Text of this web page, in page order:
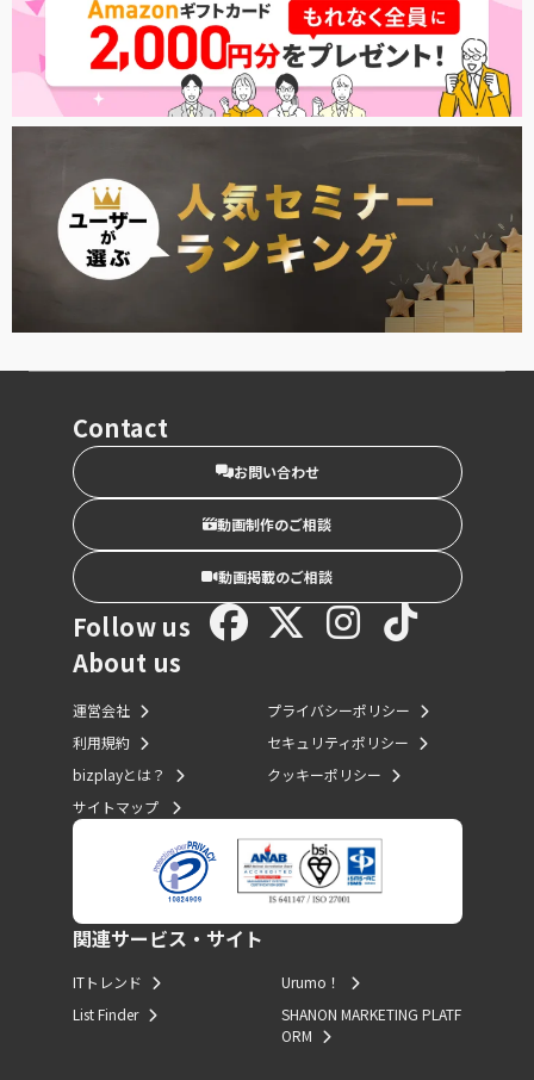
Contact
お問い合わせ
動画制作のご相談
動画掲載のご相談
Follow us
About us
運営会社
利用規約
bizplayとは？
サイトマップ
プライバシーポリシー
セキュリティポリシー
クッキーポリシー
関連サービス・サイト
ITトレンド
List Finder
Urumo！
SHANON MARKETING PLATF
ORM